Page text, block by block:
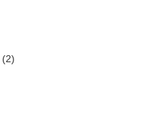
(2)